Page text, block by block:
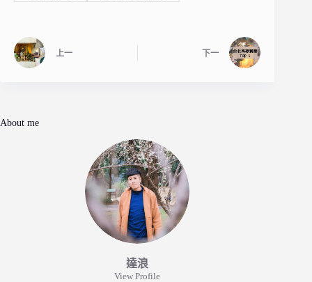
上一 下一
About me
達浪
View Profile